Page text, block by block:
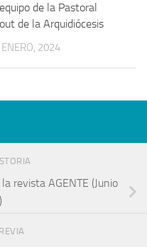
de la Pastoral
de la Arquidiócesis
2024
revista AGENTE (Junio